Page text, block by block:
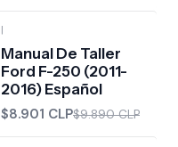
|
Manual De Taller
Ford F-250 (2011-
2016) Español
$8.901 CLP$9.890 CLP